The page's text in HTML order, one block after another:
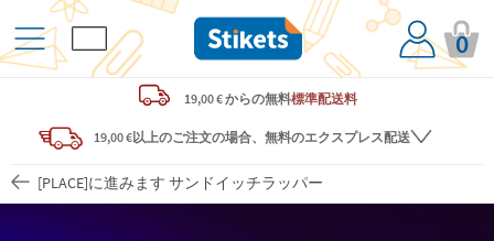
0
19,00 € からの無料標準配送料
19,00 €以上のご注文の場合、無料のエクスプレス配送
[PLACE]に進みます サンドイッチラッパー